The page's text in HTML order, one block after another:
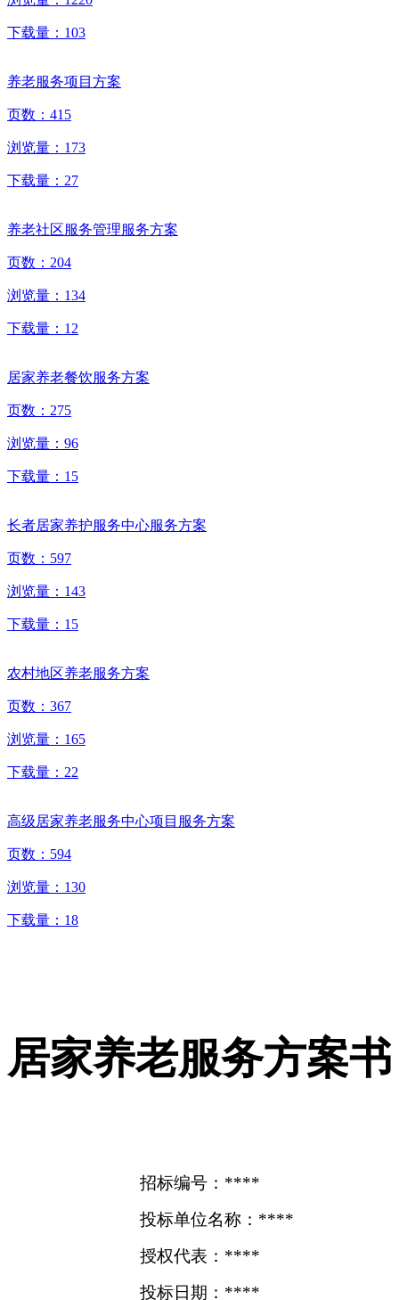
下载量： 103
养老服务项目方案
页数： 415
浏览量： 173
下载量： 27
养老社区服务管理服务方案
页数： 204
浏览量： 134
下载量： 12
居家养老餐饮服务方案
页数： 275
浏览量： 96
下载量： 15
长者居家养护服务中心服务方案
页数： 597
浏览量： 143
下载量： 15
农村地区养老服务方案
页数： 367
浏览量： 165
下载量： 22
高级居家养老服务中心项目服务方案
页数： 594
浏览量： 130
下载量： 18
居家养老服务方案书
招标编号：****
投标单位名称：****
授权代表：****
投标日期：****